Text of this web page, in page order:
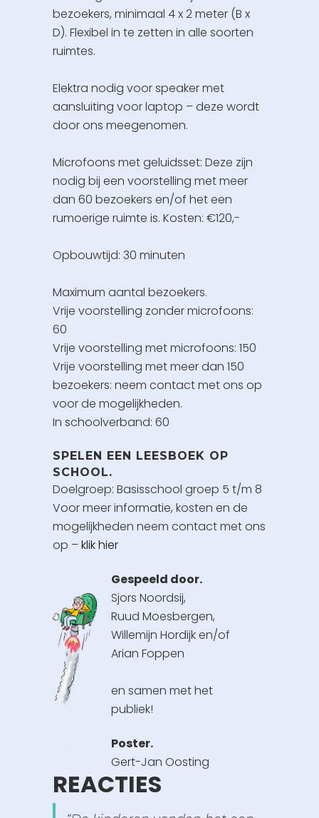
bezoekers, minimaal 4 x 2 meter (B x
D). Flexibel in te zetten in alle soorten
ruimtes.
Elektra nodig voor speaker met
aansluiting voor laptop – deze wordt
door ons meegenomen.
Microfoons met geluidsset: Deze zijn
nodig bij een voorstelling met meer
dan 60 bezoekers en/of het een
rumoerige ruimte is. Kosten: €120,-
Opbouwtijd: 30 minuten
Maximum aantal bezoekers.
Vrije voorstelling zonder microfoons:
60
Vrije voorstelling met microfoons: 150
Vrije voorstelling met meer dan 150
bezoekers: neem contact met ons op
voor de mogelijkheden.
In schoolverband: 60
SPELEN EEN LEESBOEK OP
SCHOOL.
Doelgroep: Basisschool groep 5 t/m 8
Voor meer informatie, kosten en de
mogelijkheden neem contact met ons
op –klik hier
Gespeeld door.
Sjors Noordsij,
Ruud Moesbergen,
Willemijn Hordijk en/of
Arian Foppen
en samen met het
publiek!
Poster.
Gert-Jan Oosting
REACTIES